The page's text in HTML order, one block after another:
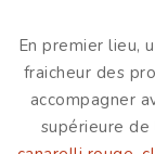
En premier lieu,
fraicheur des
accompagner
supérieure de